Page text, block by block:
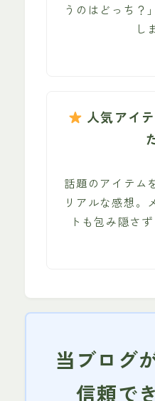
うのはどっち？
し
人気アイ
話題のアイテム
リアルな感想。
トも包み隠さ
当ブログ
信頼で